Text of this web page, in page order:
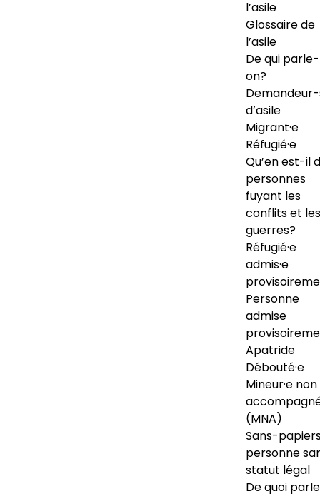
l’asile
Glossaire de
l’asile
De qui
on?
d’asile
Migrant·e
Réfugié·e
Qu’en est-il
personnes
fuyant les
conflits et les
guerres?
Réfugié·e
admis·e
Personne
admise
Apatride
Débouté·e
Mineur·e non
(MNA)
Sans-
personne
statut légal
De quoi